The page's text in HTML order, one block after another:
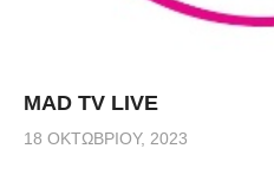
MAD TV LIVE
18 ΟΚΤΩΒΡΊΟΥ, 2023